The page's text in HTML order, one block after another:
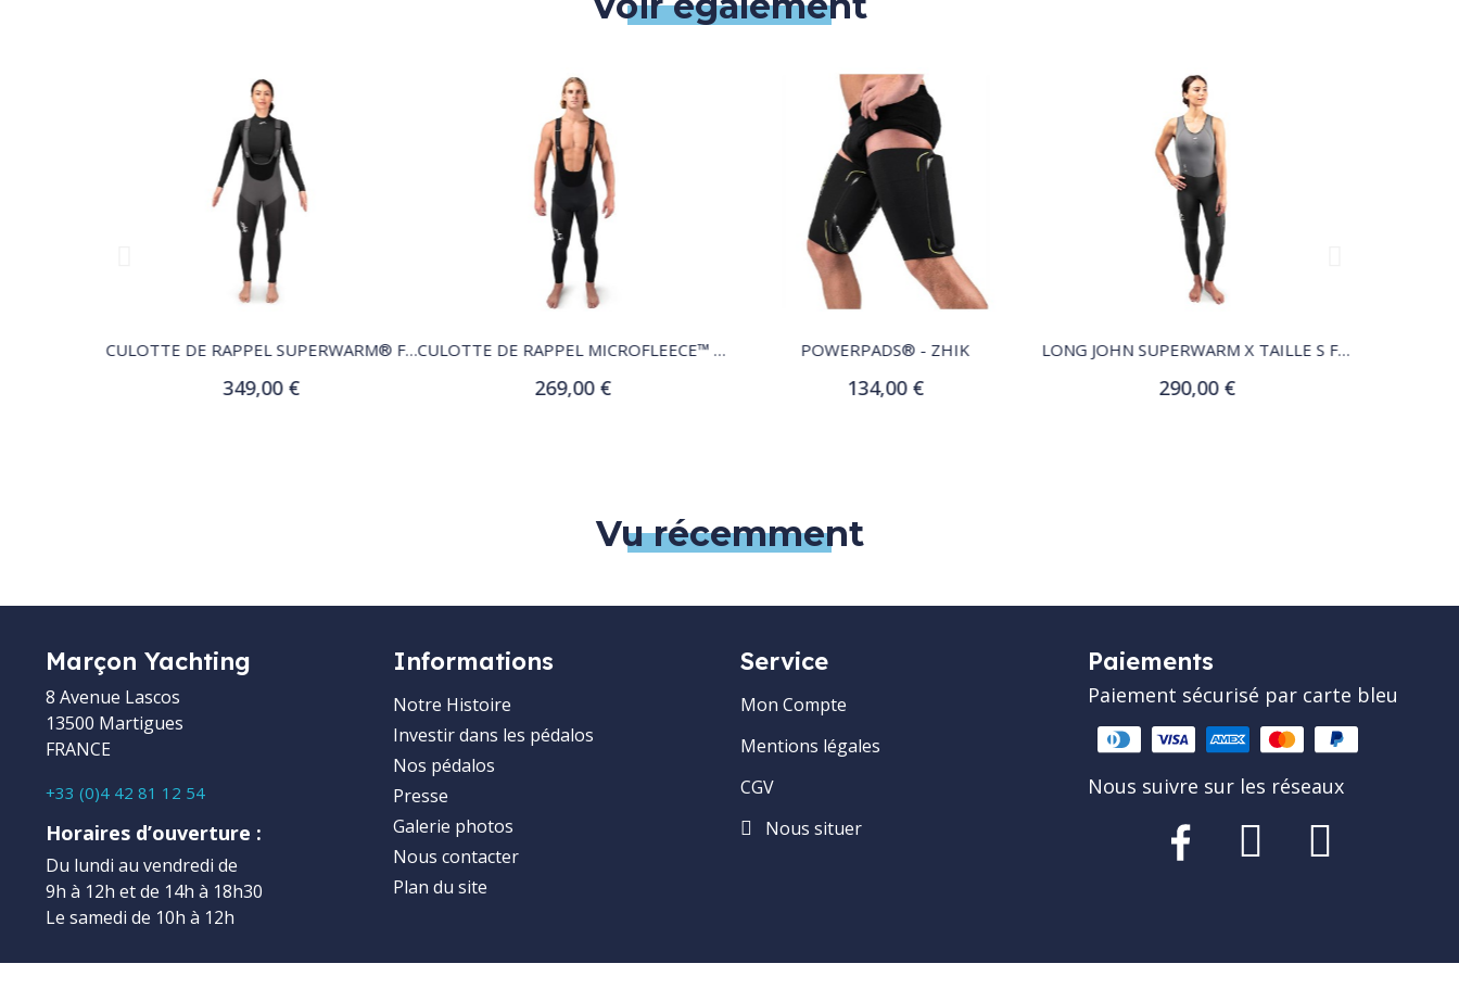
QUICK VIEW
CULOTTE DE RAPPEL SUPERWARM® FEMMES
349,00 €
Customize
QUICK VIEW
CULOTTE DE RAPPEL MICROFLEECE™ ZHIK
269,00 €
Customize
QUICK VIEW
POWERPADS® - ZHIK
134,00 €
Customize
QUICK VIEW
LONG JOHN SUPERWARM X TAILLE S FEMME
290,00 €
Ajouter au panier
Vu récemment
Marçon Yachting
8 Avenue Lascos
13500 Martigues
FRANCE
+33 (0)4 42 81 12 54
Horaires d’ouverture :
Du lundi au vendredi de
9h à 12h et de 14h à 18h30
Le samedi de 10h à 12h
Informations
Notre Histoire
Investir dans les pédalos
Nos pédalos
Presse
Galerie photos
Nous contacter
Plan du site
Service
Mon Compte
Mentions légales
CGV
Nous situer
Paiements
Paiement sécurisé par carte bleu
Nous suivre sur les réseaux